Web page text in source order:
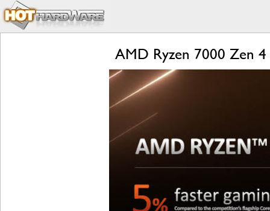
AMD Ryzen 7000 Zen 4